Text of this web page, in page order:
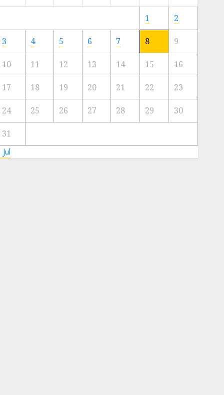
Artis
Kota
23/11/2024
0
1 2
3 4 5 6 7 8 9
10 11 12 13 14 15 16
17 18 19 20 21 22 23
24 25 26 27 28 29 30
31